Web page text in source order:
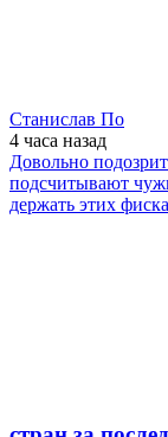
Станислав По
4 часа назад
Довольно
подсчитывают
держать этих